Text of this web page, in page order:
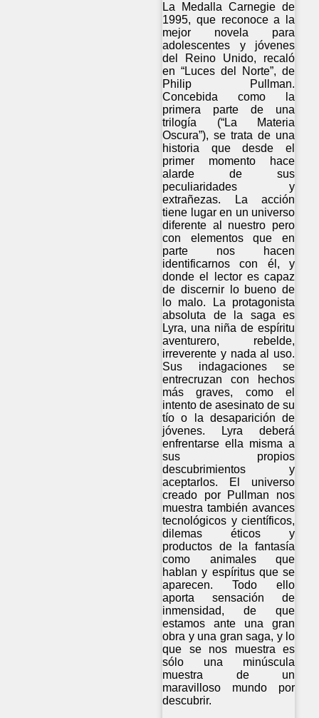
La Medalla Carnegie de
1995, que reconoce a la
mejor novela para
adolescentes y jóvenes
del Reino Unido, recaló
en “Luces del Norte”, de
Philip Pullman.
Concebida como la
primera parte de una
trilogía (“La Materia
Oscura”), se trata de una
historia que desde el
primer momento hace
alarde de sus
peculiaridades y
extrañezas. La acción
tiene lugar en un universo
diferente al nuestro pero
con elementos que en
parte nos hacen
identificarnos con él, y
donde el lector es capaz
de discernir lo bueno de
lo malo. La protagonista
absoluta de la saga es
Lyra, una niña de espíritu
aventurero, rebelde,
irreverente y nada al uso.
Sus indagaciones se
entrecruzan con hechos
más graves, como el
intento de asesinato de su
tío o la desaparición de
jóvenes. Lyra deberá
enfrentarse ella misma a
sus propios
descubrimientos y
aceptarlos. El universo
creado por Pullman nos
muestra también avances
tecnológicos y científicos,
dilemas éticos y
productos de la fantasía
como animales que
hablan y espíritus que se
aparecen. Todo ello
aporta sensación de
inmensidad, de que
estamos ante una gran
obra y una gran saga, y lo
que se nos muestra es
sólo una minúscula
muestra de un
maravilloso mundo por
descubrir.